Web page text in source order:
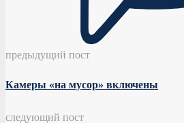
предыдущий пост
Камеры «на мусор» включены
следующий пост